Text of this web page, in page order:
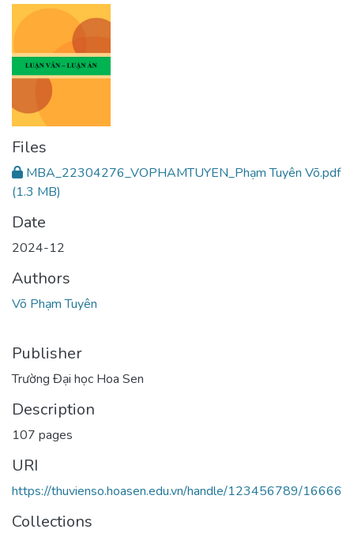
Files
MBA_22304276_VOPHAMTUYEN_Phạm Tuyên Võ.pdf
(1.3 MB)
Date
2024-12
Authors
Võ Phạm Tuyên
Publisher
Trường Đại học Hoa Sen
Description
107 pages
URI
https://thuvienso.hoasen.edu.vn/handle/123456789/16666
Collections